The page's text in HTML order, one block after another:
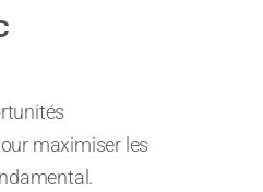
maximiser les